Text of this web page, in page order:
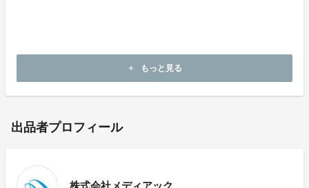
add もっと見る
出品者プロフィール